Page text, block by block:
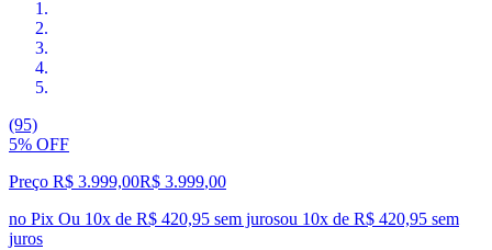
(95)
5% OFF
Preço R$ 3.999,00R$ 3.999,00
no Pix Ou 10x de R$ 420,95 sem jurosou 10x de R$ 420,95 sem
juros